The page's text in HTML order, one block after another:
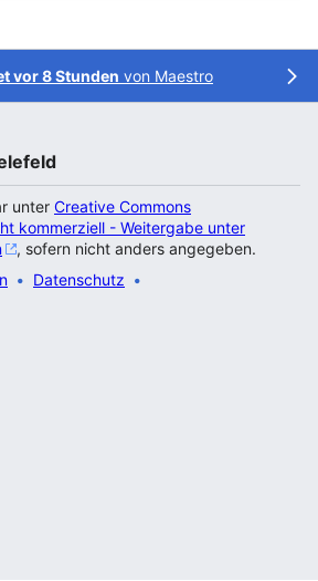
vor 8 Stunden von Maestro
unter Creative Commons
kommerziell - Weitergabe unter
, sofern nicht anders angegeben.
Datenschutz